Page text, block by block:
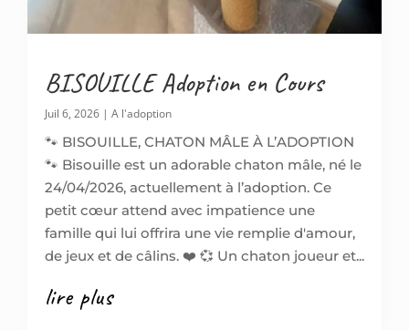
BISOUILLE Adoption en Cours
Juil 6, 2026 | A l'adoption
🐾 BISOUILLE, CHATON MÂLE À L’ADOPTION
🐾 Bisouille est un adorable chaton mâle, né le
24/04/2026, actuellement à l’adoption. Ce
petit cœur attend avec impatience une
famille qui lui offrira une vie remplie d'amour,
de jeux et de câlins. ❤️ 💞 Un chaton joueur et...
lire plus